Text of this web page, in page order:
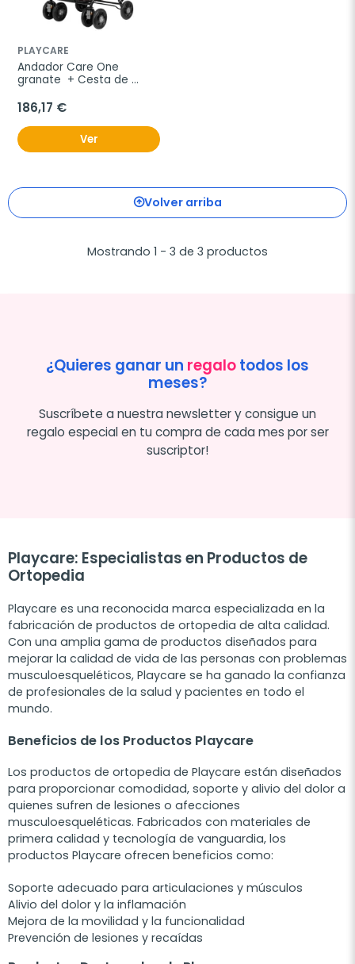
PLAYCARE
Andador Care One
granate  + Cesta de
186,17 €
Ver
Volver arriba
Mostrando 1 - 3 de 3 productos
¿Quieres ganar un regalotodos los
meses?
Suscríbete a nuestra newsletter y consigue un
regalo especial en tu compra de cada mes por ser
suscriptor!
Playcare: Especialistas en Productos de
Ortopedia
Playcare es una reconocida marca especializada en la
fabricación de productos de ortopedia de alta calidad.
Con una amplia gama de productos diseñados para
mejorar la calidad de vida de las personas con problemas
musculoesqueléticos, Playcare se ha ganado la confianza
de profesionales de la salud y pacientes en todo el
mundo.
Beneficios de los Productos Playcare
Los productos de ortopedia de Playcare están diseñados
para proporcionar comodidad, soporte y alivio del dolor a
quienes sufren de lesiones o afecciones
musculoesqueléticas. Fabricados con materiales de
primera calidad y tecnología de vanguardia, los
productos Playcare ofrecen beneficios como:
Soporte adecuado para articulaciones y músculos
Alivio del dolor y la inflamación
Mejora de la movilidad y la funcionalidad
Prevención de lesiones y recaídas